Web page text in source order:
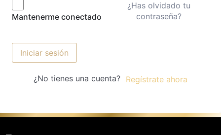
Mantenerme conectado
¿Has olvidado tu
contraseña?
Iniciar sesión
¿No tienes una cuenta? Regístrate ahora